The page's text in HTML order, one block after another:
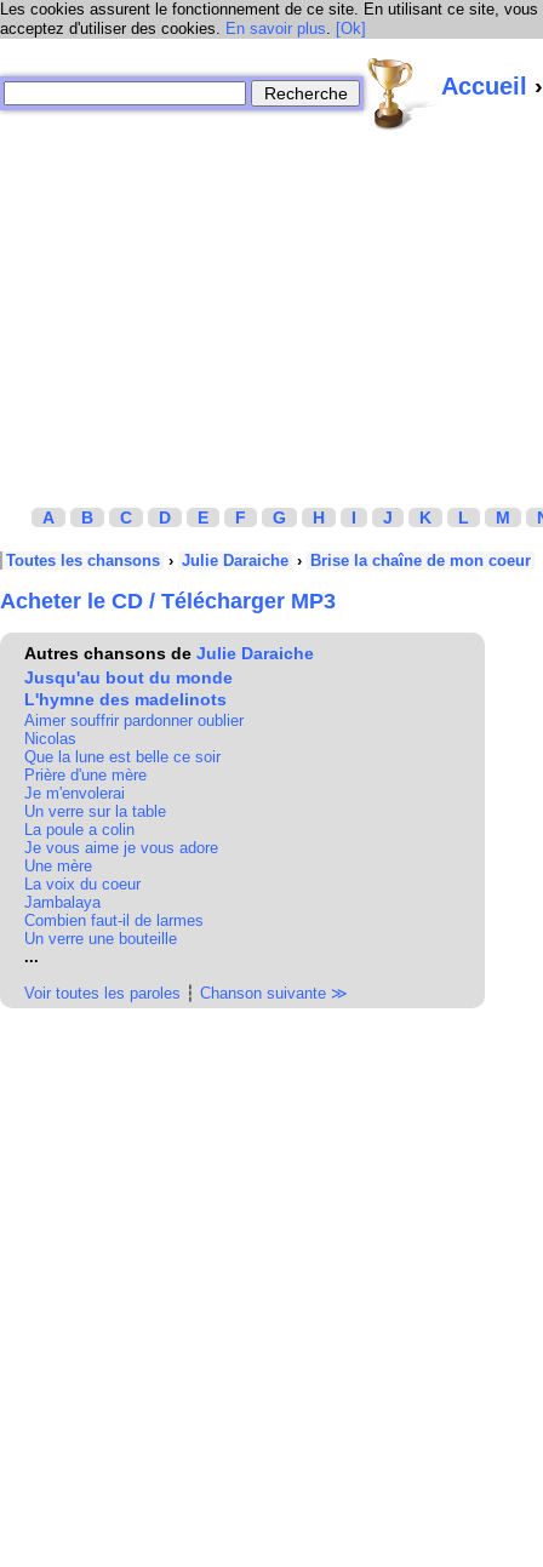
Les cookies assurent le fonctionnement de ce site. En utilisant ce site, vous
acceptez d'utiliser des cookies. En savoir plus. [Ok]
Accueil
A B C D E F G H I J K L M
Toutes les chansons › Julie Daraiche › Brise la chaîne de mon coeur
Acheter le CD / Télécharger MP3
Autres chansons de Julie Daraiche
Jusqu'au bout du monde
L'hymne des madelinots
Aimer souffrir pardonner oublier
Nicolas
Que la lune est belle ce soir
Prière d'une mère
Je m'envolerai
Un verre sur la table
La poule a colin
Je vous aime je vous adore
Une mère
La voix du coeur
Jambalaya
Combien faut-il de larmes
Un verre une bouteille
...
Voir toutes les paroles ┆ Chanson suivante ≫